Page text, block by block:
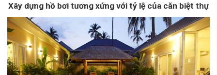
Xây dựng hồ bơi tương xứng với tỷ lệ của căn biệt thự